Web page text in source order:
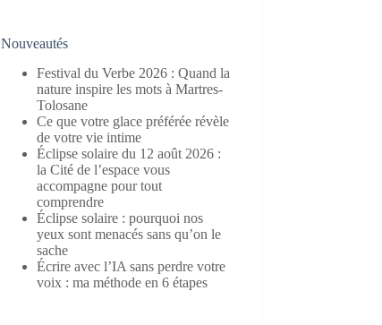
Nouveautés
Festival du Verbe 2026 : Quand la
nature inspire les mots à Martres-
Tolosane
Ce que votre glace préférée révèle
de votre vie intime
Éclipse solaire du 12 août 2026 :
la Cité de l’espace vous
accompagne pour tout
comprendre
Éclipse solaire : pourquoi nos
yeux sont menacés sans qu’on le
sache
Écrire avec l’IA sans perdre votre
voix : ma méthode en 6 étapes